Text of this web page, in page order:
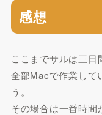
感想
ここまでサルは三日
全部Macで作業して
う。
その場合は一番時